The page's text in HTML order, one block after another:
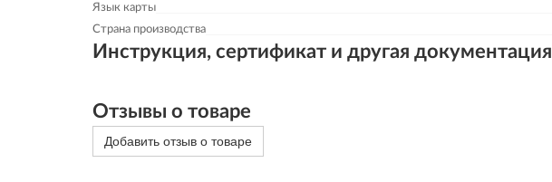
Язык карты
Страна производства
Инструкция, сертификат и другая документация
Отзывы о товаре
Добавить отзыв о товаре